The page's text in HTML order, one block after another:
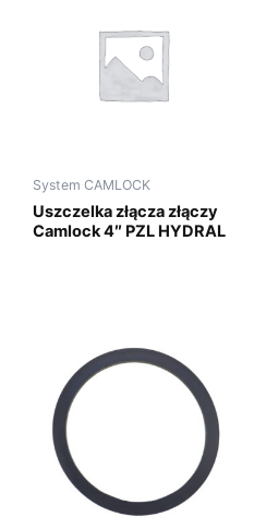
System CAMLOCK
Uszczelka złącza złączy
Camlock 4″ PZL HYDRAL